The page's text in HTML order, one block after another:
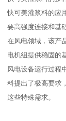
快可美灌浆料的应
要高强度连接和基
在风电领域，该产
电机组提供稳固的
风电设备运行过程
料提出了极高要求
这些特殊需求。